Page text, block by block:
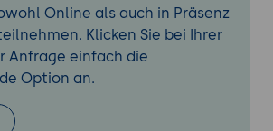
Notwendige
und Hardware.
von Ludwig: Schritt-für-
für verschiedene
Online als auch in Präsenz
Klicken Sie bei Ihrer
Anfrage einfach die
Option an.